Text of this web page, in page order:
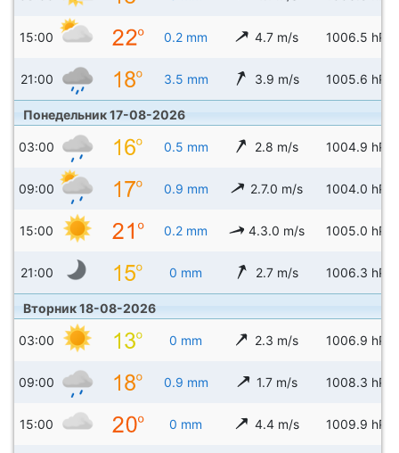
15:00 0.2 mm 4.7 m/s 1006.5 hPa
21:00 3.5 mm 3.9 m/s 1005.6 hPa
Понедельник 17-08-2026
03:00 0.5 mm 2.8 m/s 1004.9 hPa
09:00 0.9 mm 2.7.0 m/s 1004.0 hPa
15:00 0.2 mm 4.3.0 m/s 1005.0 hPa
21:00 0 mm 2.7 m/s 1006.3 hPa
Вторник 18-08-2026
03:00 0 mm 2.3 m/s 1006.9 hPa
09:00 0.9 mm 1.7 m/s 1008.3 hPa
15:00 0 mm 4.4 m/s 1009.9 hPa